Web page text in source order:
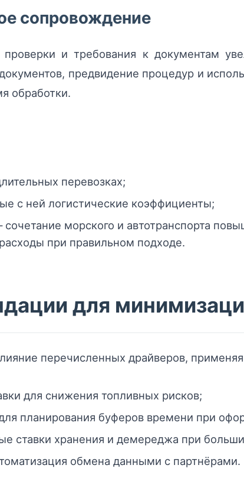
сопровождение
проверки и требования к документам
предвидение процедур и
обработки.
перевозках;
с ней логистические коэффициенты;
морского и автотранспорта
при правильном подходе.
для
перечисленных драйверов,
для снижения топливных рисков;
планирования буферов времени при
ставки хранения и демереджа при
обмена данными с партнёрами.